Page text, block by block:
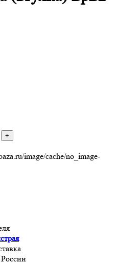
+
image/cache/no_image-